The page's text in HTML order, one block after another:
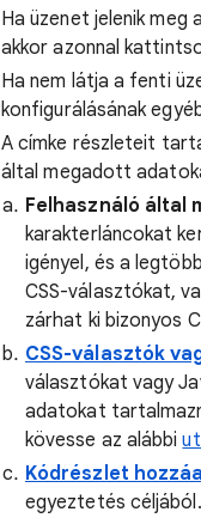
Ha üzenet jelenik
akkor azonnal
Ha nem látja a fenti
konfigurálásának
A címke részleteit
által megadott
Felhasználó által
karakterláncokat
igényel, és a
CSS-választókat,
zárhat ki bizonyos
CSS-választók
választókat vagy
adatokat
kövesse az alábbi
Kódrészlet
egyeztetés